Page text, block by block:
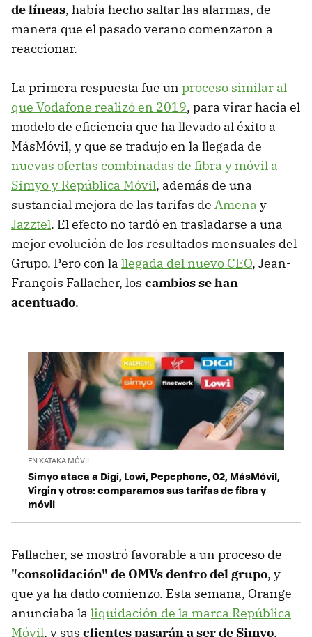
de líneas, había hecho saltar las alarmas, de
manera que el pasado verano comenzaron a
reaccionar.
La primera respuesta fue un proceso similar al
que Vodafone realizó en 2019, para virar hacia el
modelo de eficiencia que ha llevado al éxito a
MásMóvil, y que se tradujo en la llegada de
nuevas ofertas combinadas de fibra y móvil a
Simyo y República Móvil, además de una
sustancial mejora de las tarifas de Amena y
Jazztel. El efecto no tardó en trasladarse a una
mejor evolución de los resultados mensuales del
Grupo. Pero con la llegada del nuevo CEO, Jean-
François Fallacher, los cambios se han
acentuado.
EN XATAKA MÓVIL
Simyo ataca a Digi, Lowi, Pepephone, O2, MásMóvil,
Virgin y otros: comparamos sus tarifas de fibra y
móvil
Fallacher, se mostró favorable a un proceso de
"consolidación" de OMVs dentro del grupo, y
que ya ha dado comienzo. Esta semana, Orange
anunciaba la liquidación de la marca República
Móvil, y sus clientes pasarán a ser de Simyo,